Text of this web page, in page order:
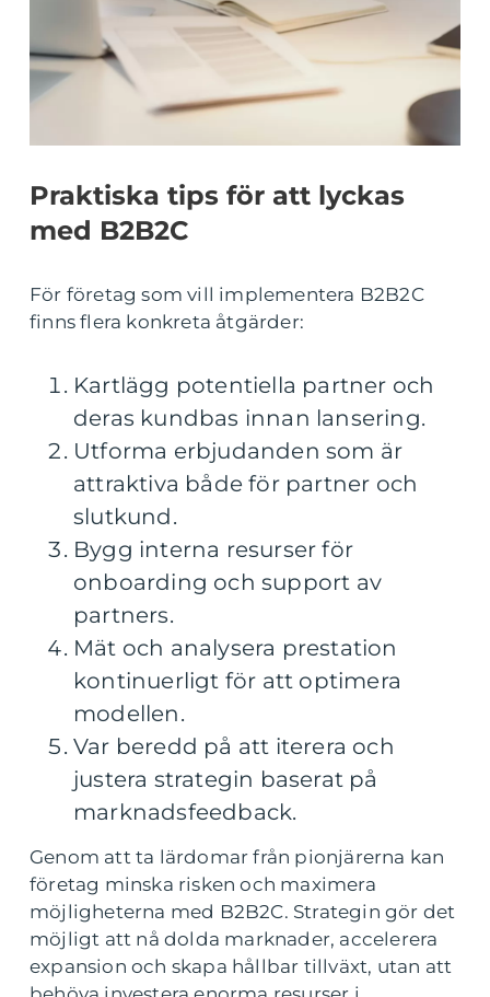
Praktiska tips för att lyckas
med B2B2C
För företag som vill implementera B2B2C
finns flera konkreta åtgärder:
Kartlägg potentiella partner och
deras kundbas innan lansering.
Utforma erbjudanden som är
attraktiva både för partner och
slutkund.
Bygg interna resurser för
onboarding och support av
partners.
Mät och analysera prestation
kontinuerligt för att optimera
modellen.
Var beredd på att iterera och
justera strategin baserat på
marknadsfeedback.
Genom att ta lärdomar från pionjärerna kan
företag minska risken och maximera
möjligheterna med B2B2C. Strategin gör det
möjligt att nå dolda marknader, accelerera
expansion och skapa hållbar tillväxt, utan att